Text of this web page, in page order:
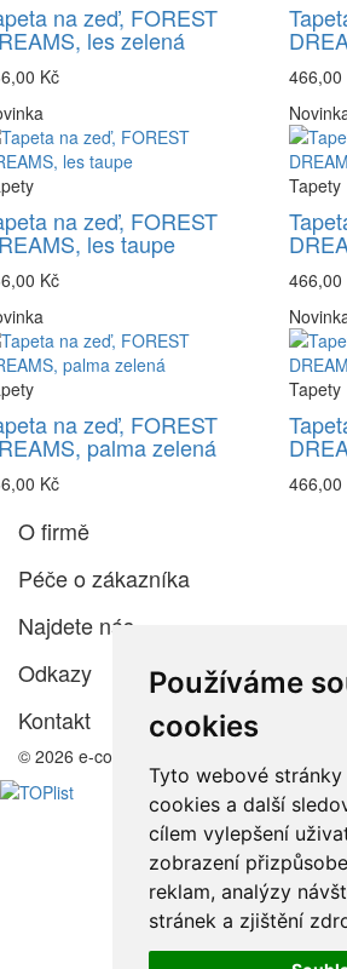
Používáme
cookies
Tyto webové
cookies a další
cílem vylepšení
zobrazení
reklam, analýzy
stránek a zjištění
na zeď, FOREST
les zelená
Kč
466,00
na zeď, FOREST
les taupe
Kč
Tapety
466,00
na zeď, FOREST
palma zelená
Kč
Tapety
466,00
O firmě
Péče o zákazníka
Najdete nás
Odkazy
Kontakt
© 2026 e-color.cz